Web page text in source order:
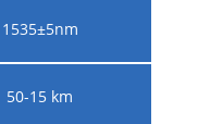
1535±5nm
50-15 km